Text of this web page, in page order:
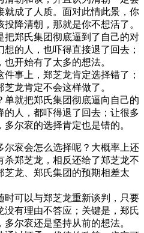
就成了人质。面对此情此景，你
降清朝，那就是你不想活了。
把郑氏集团彻底逼到了自己的对
的人，也吓得直接退了回去；
开始有了太多的想法。
事上，郑芝龙肯定选择错了；
龙肯定不会这样做了。
单就把郑氏集团彻底逼向自己的
的人，都吓得退了回去；让很多
尔衮的选择肯定也是错的。
尔衮会怎么选择呢？大概率上还
杀郑芝龙，相反还给了郑芝龙不
龙、郑氏集团的预期相差太
时可以与郑芝龙重新谈判，只要
有理由不答应；关键是，郑氏
尔衮还是坚持从前的想法。